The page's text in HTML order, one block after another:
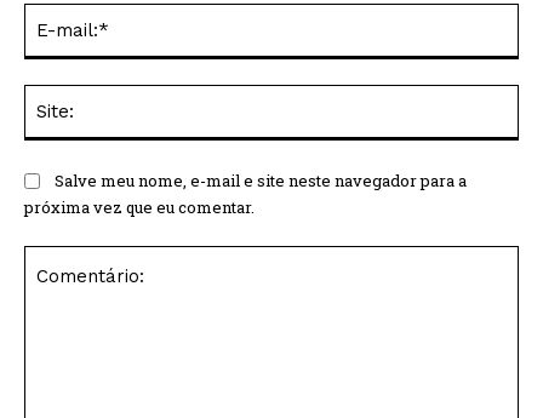
Salve meu nome, e-mail e site neste navegador para a
próxima vez que eu comentar.